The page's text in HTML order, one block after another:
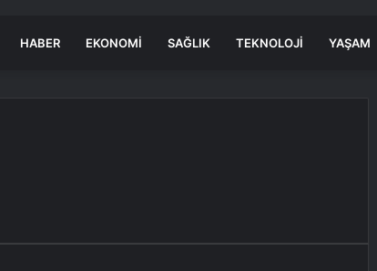
HABER EKONOMI SAĞLIK TEKNOLOJI YAŞAM